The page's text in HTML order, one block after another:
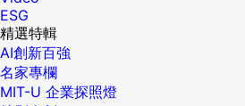
ESG
精選特輯
AI創新百強
名家專欄
MIT-U 企業探照燈